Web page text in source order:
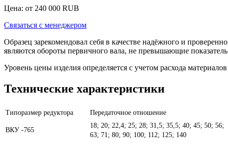
Цена: от 240 000 RUB
Связаться с менеджером
Образец зарекомендовал себя в качестве надёжного и
являются обороты первичного вала, не превышающие
Уровень цены изделия определяется с учетом расхода
Технические характеристики
Типоразмер редуктора Передаточное отношение
ВКУ -765
18; 20; 22,4; 25; 28; 31,5; 35,5; 40; 45; 50; 56;
63; 71; 80; 90; 100; 112; 125; 140